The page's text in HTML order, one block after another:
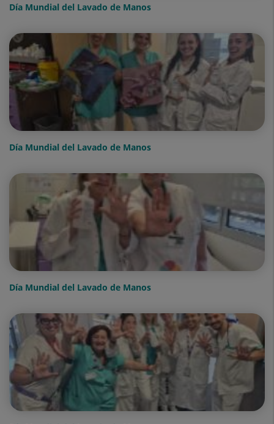
Día Mundial del Lavado de Manos
Día Mundial del Lavado de Manos
Día Mundial del Lavado de Manos